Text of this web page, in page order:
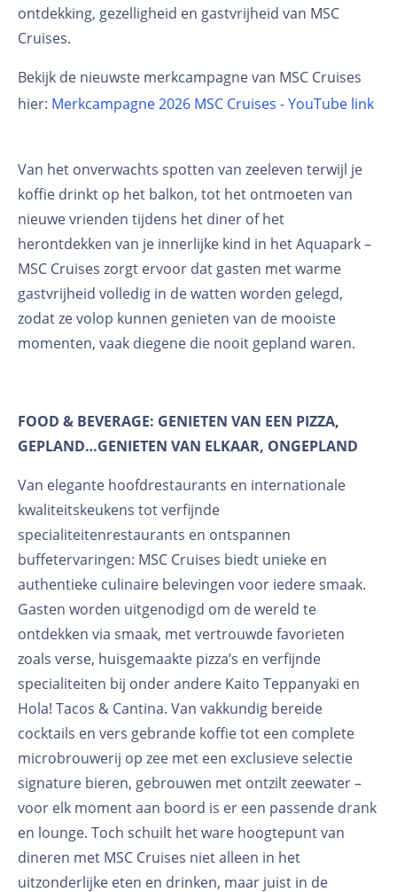
ontdekking, gezelligheid en gastvrijheid van MSC
Cruises.
Bekijk de nieuwste merkcampagne van MSC Cruises
hier: Merkcampagne 2026 MSC Cruises - YouTube link
Van het onverwachts spotten van zeeleven terwijl je
koffie drinkt op het balkon, tot het ontmoeten van
nieuwe vrienden tijdens het diner of het
herontdekken van je innerlijke kind in het Aquapark –
MSC Cruises zorgt ervoor dat gasten met warme
gastvrijheid volledig in de watten worden gelegd,
zodat ze volop kunnen genieten van de mooiste
momenten, vaak diegene die nooit gepland waren.
FOOD & BEVERAGE: GENIETEN VAN EEN PIZZA,
GEPLAND…GENIETEN VAN ELKAAR, ONGEPLAND
Van elegante hoofdrestaurants en internationale
kwaliteitskeukens tot verfijnde
specialiteitenrestaurants en ontspannen
buffetervaringen: MSC Cruises biedt unieke en
authentieke culinaire belevingen voor iedere smaak.
Gasten worden uitgenodigd om de wereld te
ontdekken via smaak, met vertrouwde favorieten
zoals verse, huisgemaakte pizza’s en verfijnde
specialiteiten bij onder andere Kaito Teppanyaki en
Hola! Tacos & Cantina. Van vakkundig bereide
cocktails en vers gebrande koffie tot een complete
microbrouwerij op zee met een exclusieve selectie
signature bieren, gebrouwen met ontzilt zeewater –
voor elk moment aan boord is er een passende drank
en lounge. Toch schuilt het ware hoogtepunt van
dineren met MSC Cruises niet alleen in het
uitzonderlijke eten en drinken, maar juist in de